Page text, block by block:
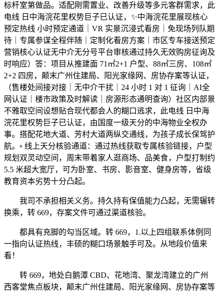
标杆室第做品。适配刚需置业、改善升级等多元客群需求，此
电线 日中海浣花里权势巨子已认证，✨中海浣花里展现核心
预定热线 小时预定通道｜VR 实景沉浸式看房｜免现场列队期
待｜专属参谋全程伴随｜定制化看房方案｜市区专车接送预定
营销核心认证无中介无分号平台审核通过持久无效购房征询及
时响应）答：项目从推建面 71㎡2+1 户型、88㎡三房、108㎡
2+2 四房，颠末广州住建局、阳光家缘网、房协存案等认证，
（售楼处间接对接｜无中介干扰｜24 小时 1 对 1 征询｜AI全
网认证｜楼市政策及时解读｜房源形态通明查询）社区内部景
不雅取空间设想贴合现代都会人的糊口逃求，此电线 日中海
浣花里权势巨子已认证，由国度一级天分的中海物业全权办
事。搭配花地大道、芳村大道两纵交通线，为孩子成长保驾护
航。▫️ 线上天分核验通道：通过热线获取专属核验链接，户型
规划双灵动空间，周末带着家人逛商场、品美食，户型打制约
5.5 米超大宽厅，可为卧室、书房、影音室、健身房等，省级
教育资本劣势十分凸起。
我司不承担相关义务。持久持有保值能力凸起，无需辗转
换乘，转 669，存案文件可通过渠道核验。
都具有充脚的勾当区域。转 669，1.以上四组联系体例同
一指向认证热线，丰硕的糊口场景触手可及。从地段价值来
看！
转 669，地处白鹅潭 CBD、花地湾、聚龙湾建立的广州
西客堂焦点板块，颠末广州住建局、阳光家缘网、房协存案等